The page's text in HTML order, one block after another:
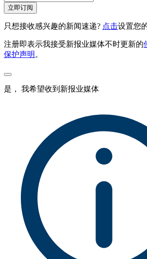
立即订阅
只想接收感兴趣的新闻速递? 点击设置您
注册即表示我接受新报业媒体不时更新的
保护声明 。
是， 我希望收到新报业媒体